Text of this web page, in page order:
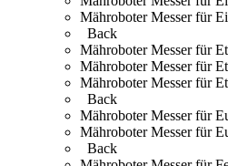
Mähroboter Messer für
Back
Mähroboter Messer für
Mähroboter Messer für
Mähroboter Messer für
Back
Mähroboter Messer für
Mähroboter Messer für
Back